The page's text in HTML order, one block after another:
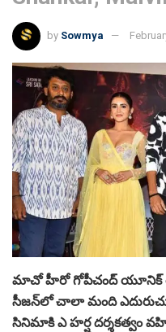
by Sowmya
మాచో హీరో గోపీచంద్ యూనిక్
సీజన్‌లో చాలా మంది
సినిమాకి ఎ హర్ష దర్శకత్వం